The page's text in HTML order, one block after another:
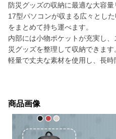
防災グッズの収納に最適な大容量
17型パソコンが収まる広々とし
をまとめて持ち運べます。
内部には小物ポケットが充実し
災グッズを整理して収納できます
軽量で丈夫な素材を使用し、長時
商品画像